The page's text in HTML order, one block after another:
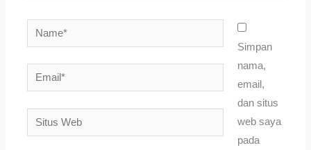
Name*
Email*
Situs
Web
Simpan
nama,
email,
dan situs
web saya
pada